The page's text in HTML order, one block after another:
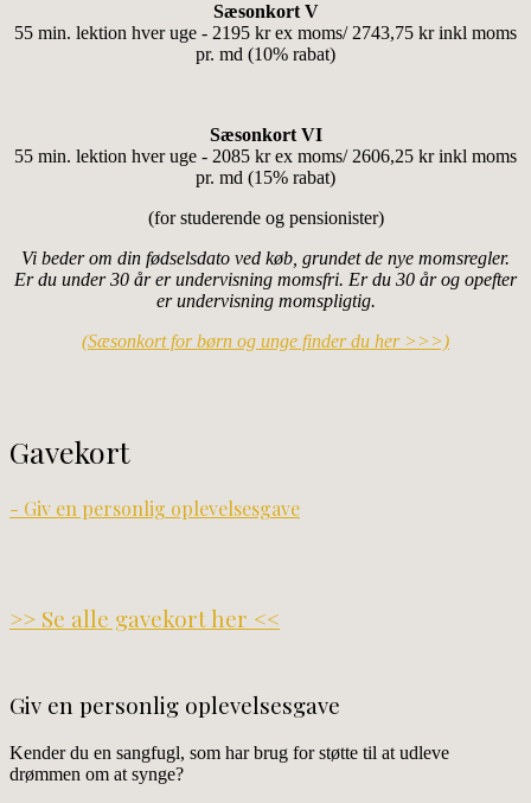
Sæsonkort V
55 min. lektion hver uge - 2195 kr ex moms/ 2743,75 kr inkl moms
pr. md (10% rabat)
Sæsonkort VI
55 min. lektion hver uge - 2085 kr ex moms/ 2606,25 kr inkl moms
pr. md (15% rabat)
(for studerende og pensionister)
Vi beder om din fødselsdato ved køb, grundet de nye momsregler.
Er du under 30 år er undervisning momsfri. Er du 30 år og opefter
er undervisning momspligtig.
(Sæsonkort for børn og unge finder du her >>>)
Gavekort
- Giv en personlig oplevelsesgave
>> Se alle gavekort her <<
Giv en personlig oplevelsesgave
Kender du en sangfugl, som har brug for støtte til at udleve
drømmen om at synge?